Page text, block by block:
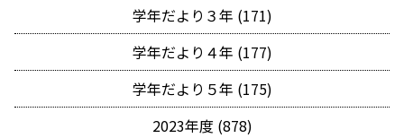
学年だより３年 (171)
学年だより４年 (177)
学年だより５年 (175)
2023年度 (878)